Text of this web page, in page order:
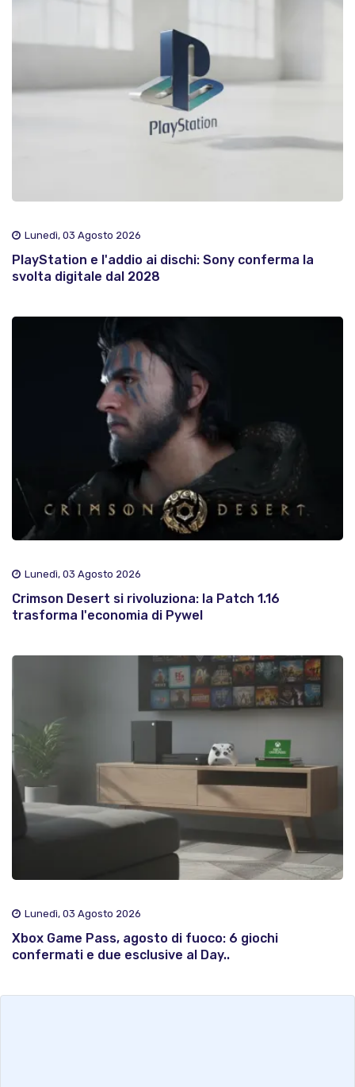
Lunedì, 03 Agosto 2026
PlayStation e l'addio ai dischi: Sony conferma la
svolta digitale dal 2028
Lunedì, 03 Agosto 2026
Crimson Desert si rivoluziona: la Patch 1.16
trasforma l'economia di Pywel
Lunedì, 03 Agosto 2026
Xbox Game Pass, agosto di fuoco: 6 giochi
confermati e due esclusive al Day..